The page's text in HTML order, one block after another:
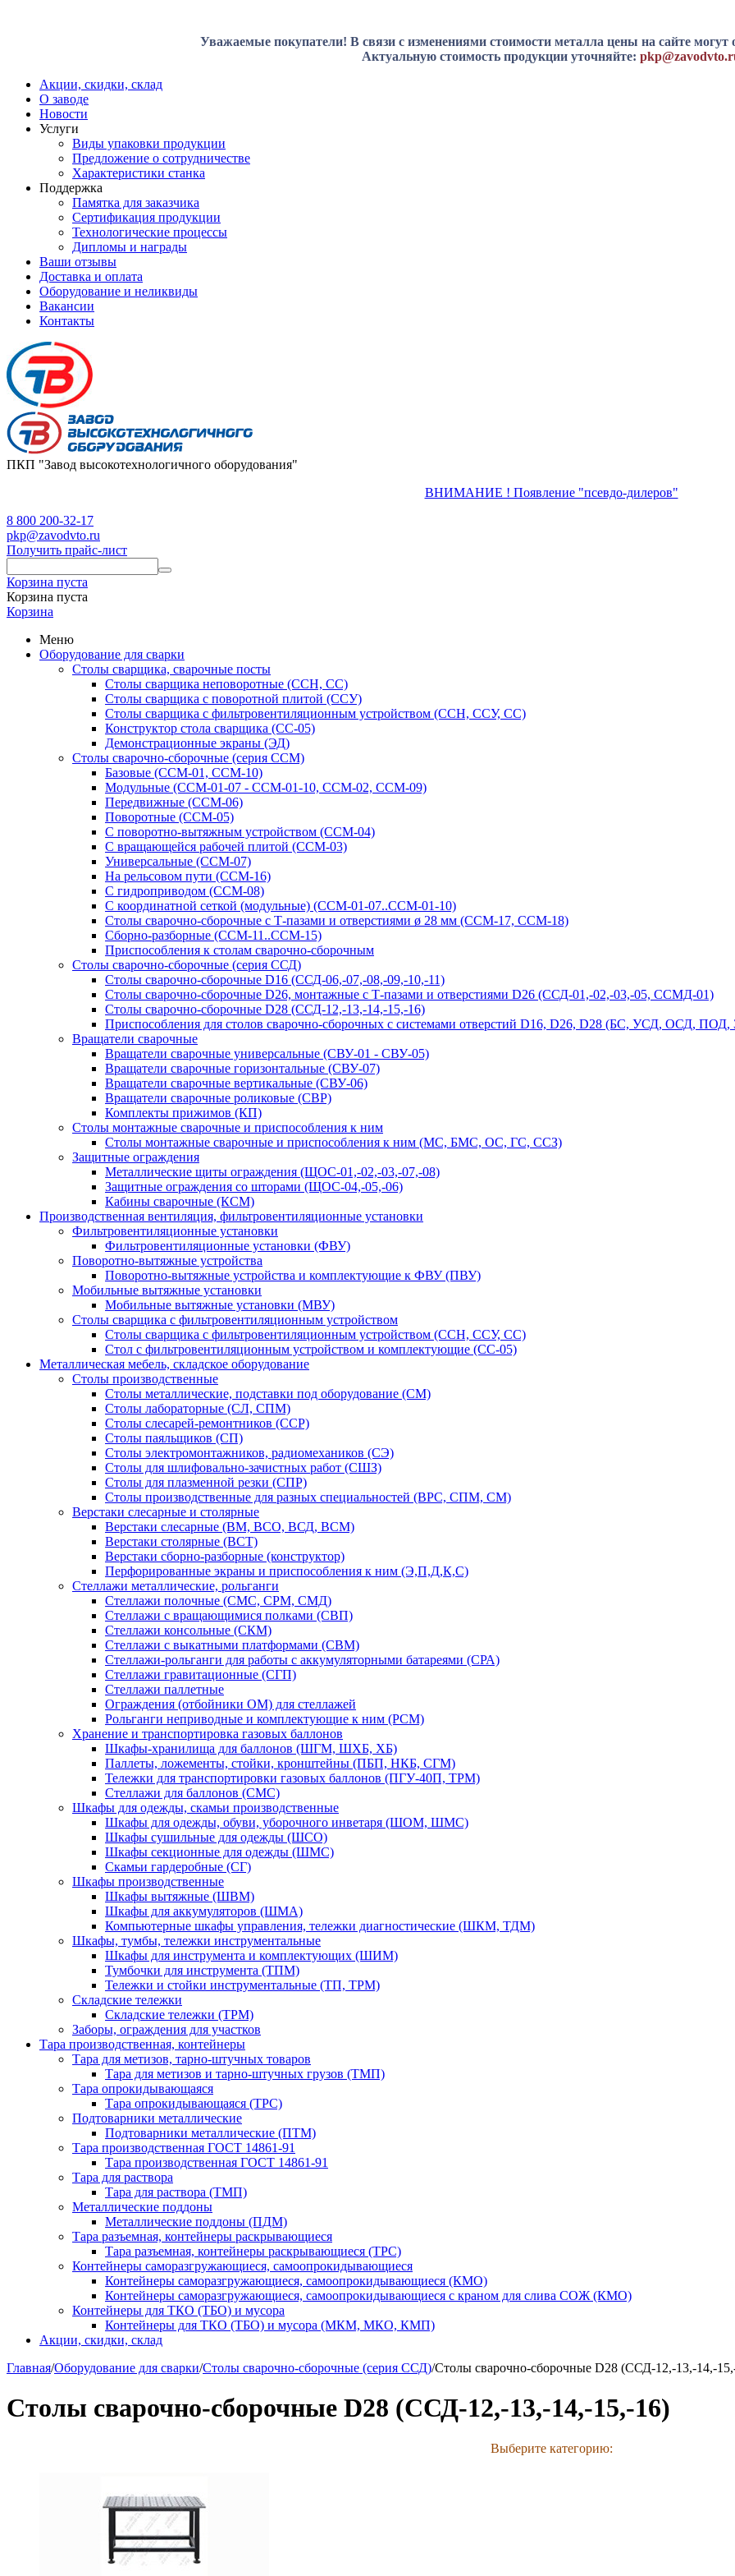
Уважаемые покупатели! В связи с изменениями стоимости металла цены на сайте могут
Актуальную стоимость продукции уточняйте:
Акции, скидки, склад
О заводе
Новости
Услуги
Виды упаковки продукции
Предложение о сотрудничестве
Характеристики станка
Поддержка
Памятка для заказчика
Сертификация продукции
Технологические процессы
Дипломы и награды
Ваши отзывы
Доставка и оплата
Оборудование и неликвиды
Вакансии
Контакты
ПКП "Завод высокотехнологичного оборудования"
ВНИМАНИЕ ! Появление "псевдо-дилеров"
8 800 200-32-17
pkp@zavodvto.ru
Получить прайс-лист
Корзина пуста
Корзина пуста
Корзина
Меню
Оборудование для сварки
Столы сварщика, сварочные посты
Столы сварщика неповоротные (ССН, СС)
Столы сварщика с поворотной плитой (ССУ)
Столы сварщика с фильтровентиляционным устройством (ССН, ССУ, СС)
Конструктор стола сварщика (СС-05)
Демонстрационные экраны (ЭД)
Столы сварочно-сборочные (серия ССМ)
Базовые (ССМ-01, ССМ-10)
Модульные (ССМ-01-07 - ССМ-01-10, ССМ-02, ССМ-09)
Передвижные (ССМ-06)
Поворотные (ССМ-05)
С поворотно-вытяжным устройством (ССМ-04)
С вращающейся рабочей плитой (ССМ-03)
Универсальные (ССМ-07)
На рельсовом пути (ССМ-16)
С гидроприводом (ССМ-08)
С координатной сеткой (модульные) (ССМ-01-07..ССМ-01-10)
Столы сварочно-сборочные с Т-пазами и отверстиями ø 28 мм (ССМ-17, ССМ-18)
Сборно-разборные (ССМ-11..ССМ-15)
Приспособления к столам сварочно-сборочным
Столы сварочно-сборочные (серия ССД)
Столы сварочно-сборочные D16 (ССД-06,-07,-08,-09,-10,-11)
Столы сварочно-сборочные D26, монтажные с Т-пазами и отверстиями D26 (ССД-01,-02,-03,-05, ССМД-01)
Столы сварочно-сборочные D28 (ССД-12,-13,-14,-15,-16)
Приспособления для столов сварочно-сборочных с системами отверстий D16, D26, D28 (БС, УСД, ОСД,
Вращатели сварочные
Вращатели сварочные универсальные (СВУ-01 - СВУ-05)
Вращатели сварочные горизонтальные (СВУ-07)
Вращатели сварочные вертикальные (СВУ-06)
Вращатели сварочные роликовые (СВР)
Комплекты прижимов (КП)
Столы монтажные сварочные и приспособления к ним
Столы монтажные сварочные и приспособления к ним (МС, БМС, ОС, ГС, ССЗ)
Защитные ограждения
Металлические щиты ограждения (ЩОС-01,-02,-03,-07,-08)
Защитные ограждения со шторами (ЩОС-04,-05,-06)
Кабины сварочные (КСМ)
Производственная вентиляция, фильтровентиляционные установки
Фильтровентиляционные установки
Фильтровентиляционные установки (ФВУ)
Поворотно-вытяжные устройства
Поворотно-вытяжные устройства и комплектующие к ФВУ (ПВУ)
Мобильные вытяжные установки
Мобильные вытяжные установки (МВУ)
Столы сварщика с фильтровентиляционным устройством
Столы сварщика с фильтровентиляционным устройством (ССН, ССУ, СС)
Стол с фильтровентиляционным устройством и комплектующие (СС-05)
Металлическая мебель, складское оборудование
Столы производственные
Столы металлические, подставки под оборудование (СМ)
Столы лабораторные (СЛ, СПМ)
Столы слесарей-ремонтников (ССР)
Столы паяльщиков (СП)
Столы электромонтажников, радиомехаников (СЭ)
Столы для шлифовально-зачистных работ (СШЗ)
Столы для плазменной резки (СПР)
Столы производственные для разных специальностей (ВРС, СПМ, СМ)
Верстаки слесарные и столярные
Верстаки слесарные (ВМ, ВСО, ВСД, ВСМ)
Верстаки столярные (ВСТ)
Верстаки сборно-разборные (конструктор)
Перфорированные экраны и приспособления к ним (Э,П,Д,К,С)
Стеллажи металлические, рольганги
Стеллажи полочные (СМС, СРМ, СМД)
Стеллажи с вращающимися полками (СВП)
Стеллажи консольные (СКМ)
Стеллажи с выкатными платформами (СВМ)
Стеллажи-рольганги для работы с аккумуляторными батареями (СРА)
Стеллажи гравитационные (СГП)
Стеллажи паллетные
Ограждения (отбойники ОМ) для стеллажей
Рольганги неприводные и комплектующие к ним (РСМ)
Хранение и транспортировка газовых баллонов
Шкафы-хранилища для баллонов (ШГМ, ШХБ, ХБ)
Паллеты, ложементы, стойки, кронштейны (ПБП, НКБ, СГМ)
Тележки для транспортировки газовых баллонов (ПГУ-40П, ТРМ)
Стеллажи для баллонов (СМС)
Шкафы для одежды, скамьи производственные
Шкафы для одежды, обуви, уборочного инветаря (ШОМ, ШМС)
Шкафы сушильные для одежды (ШСО)
Шкафы секционные для одежды (ШМС)
Скамьи гардеробные (СГ)
Шкафы производственные
Шкафы вытяжные (ШВМ)
Шкафы для аккумуляторов (ШМА)
Компьютерные шкафы управления, тележки диагностические (ШКМ, ТДМ)
Шкафы, тумбы, тележки инструментальные
Шкафы для инструмента и комплектующих (ШИМ)
Тумбочки для инструмента (ТПМ)
Тележки и стойки инструментальные (ТП, ТРМ)
Складские тележки
Складские тележки (ТРМ)
Заборы, ограждения для участков
Тара производственная, контейнеры
Тара для метизов, тарно-штучных товаров
Тара для метизов и тарно-штучных грузов (ТМП)
Тара опрокидывающаяся
Тара опрокидывающаяся (ТРС)
Подтоварники металлические
Подтоварники металлические (ПТМ)
Тара производственная ГОСТ 14861-91
Тара производственная ГОСТ 14861-91
Тара для раствора
Тара для раствора (ТМП)
Металлические поддоны
Металлические поддоны (ПДМ)
Тара разъемная, контейнеры раскрывающиеся
Тара разъемная, контейнеры раскрывающиеся (ТРС)
Контейнеры саморазгружающиеся, самоопрокидывающиеся
Контейнеры саморазгружающиеся, самоопрокидывающиеся (КМО)
Контейнеры саморазгружающиеся, самоопрокидывающиеся с краном для слива СОЖ (КМО)
Контейнеры для ТКО (ТБО) и мусора
Контейнеры для ТКО (ТБО) и мусора (МКМ, МКО, КМП)
Акции, скидки, склад
Главная/Оборудование для сварки/Столы сварочно-сборочные (серия ССД)/Столы сварочно-сборочные D28 (ССД-12,-13,-14,-
Столы сварочно-сборочные D28 (ССД-12,-13,-14,-15,-16)
Выберите категорию: